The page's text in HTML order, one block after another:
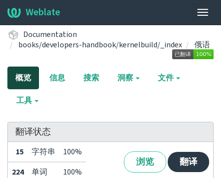
展
开/
起
导
Weblate
Documentation
books/developers-handbook/kernelbuild/_index
俄语
概览 信息 搜索 洞察 文件
工具
翻译状态
15 字符串 100%
浏览 翻译
224 单词 100%